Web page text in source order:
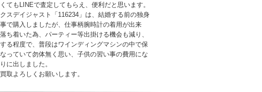
てもLINEで査定してもらえ、便利だと思います。
スデイジャスト「116234」は、結婚する前の独身
で購入しましたが、仕事柄腕時計の着用が出来
ち着いた為、パーティー等出掛ける機会も減り、
る程度で、普段はワインディングマシンの中で保
っていて勿体無く思い、子供の習い事の費用にな
に出しました。
取よろしくお願いします。